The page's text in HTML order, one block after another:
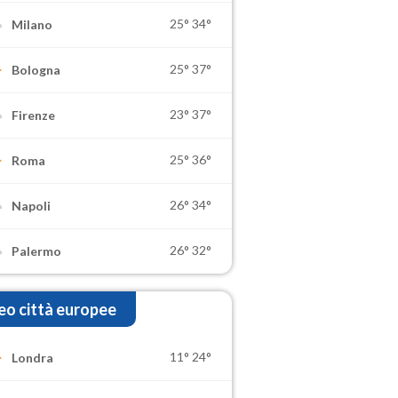
Milano 25° 34°
Bologna 25° 37°
Firenze 23° 37°
Roma 25° 36°
Napoli 26° 34°
Palermo 26° 32°
città europee
Londra 11° 24°